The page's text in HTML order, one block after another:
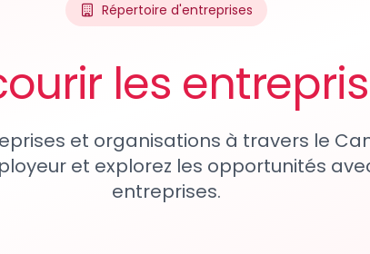
Répertoire d'entreprises
les
et organisations à travers le
et explorez les opportunités
entreprises.